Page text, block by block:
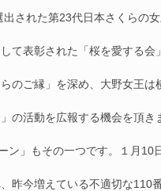
された第23代日本さくらの
て表彰された「桜を愛する会
のご縁」を深め、大野女王は
の活動を広報する機会を頂き
ン」もその一つです。１月
昨今増えている不適切な110